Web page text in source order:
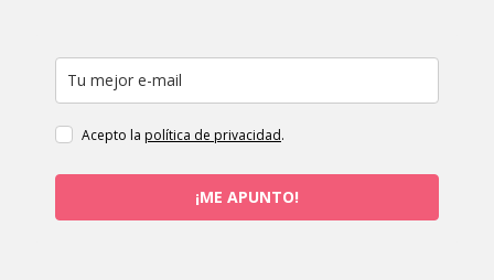
Acepto la política de privacidad.
¡ME APUNTO!